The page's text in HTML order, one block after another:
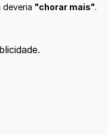
deveria "chorar mais".